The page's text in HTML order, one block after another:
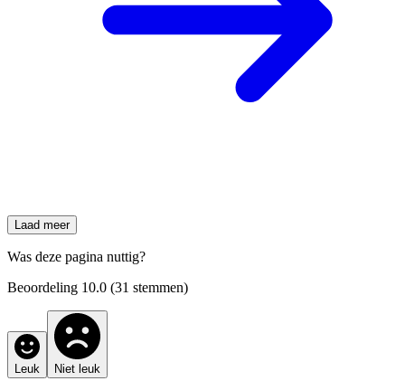
Laad meer
Was deze pagina nuttig?
Beoordeling 10.0 (31 stemmen)
Leuk Niet leuk